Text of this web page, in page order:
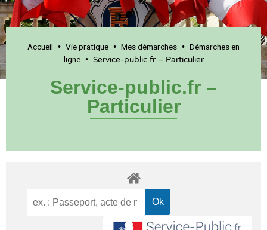
Accueil • Vie pratique • Mes démarches • Démarches en
ligne• Service-public.fr – Particulier
Service-public.fr –
Particulier